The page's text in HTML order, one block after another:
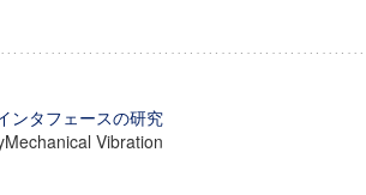
ンタフェースの研究
Vibration